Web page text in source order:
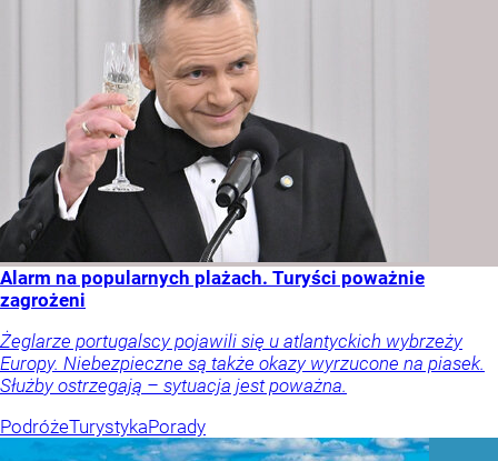
Alarm na popularnych plażach. Turyści poważnie
zagrożeni
Żeglarze portugalscy pojawili się u atlantyckich wybrzeży
Europy. Niebezpieczne są także okazy wyrzucone na piasek.
Służby ostrzegają – sytuacja jest poważna.
PodróżeTurystykaPorady